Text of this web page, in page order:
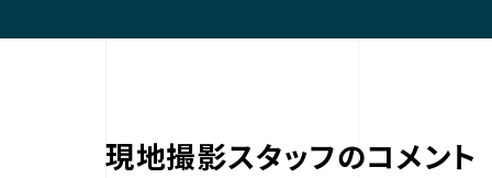
現地撮影スタッフのコメント